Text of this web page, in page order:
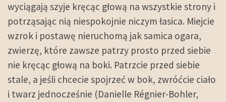
wyciągają szyje kręcąc głową na wszystkie strony i
potrząsając nią niespokojnie niczym łasica. Miejcie
wzrok i postawę nieruchomą jak samica ogara,
zwierzę, które zawsze patrzy prosto przed siebie
nie kręcąc głową na boki. Patrzcie przed siebie
stale, a jeśli chcecie spojrzeć w bok, zwróćcie ciało
i twarz jednocześnie (Danielle Régnier-Bohler,